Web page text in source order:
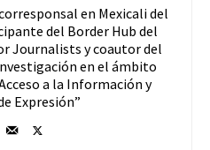
en Mexicali del
del Border Hub del
Journalists y coautor del
en el ámbito
a la Información y
Expresión”